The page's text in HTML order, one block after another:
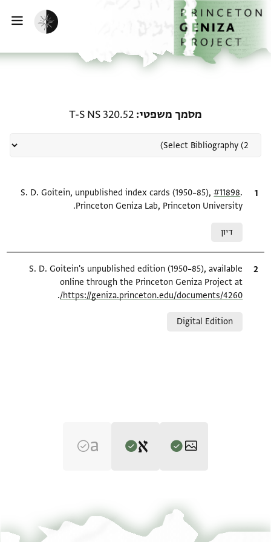
לתוכןהבית
הפעלת מצב כהה
מסמך משפטי T-S NS 320.52
ציטוט S. D. Goitein, unpublished index cards (1950–85),#11898
Princeton Geniza Lab, Princeton University.
דיון
ציטוט
S. D. Goitein's unpublished edition (1950–85), available
online through the Princeton Geniza Project at
https://geniza.princeton.edu/documents/4260/
.
Digital Edition
S. D. Goitein's unpublished edition (1950–85).
T-S NS 320.52 1v